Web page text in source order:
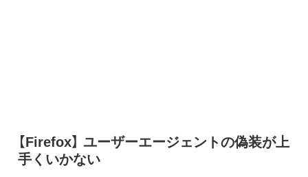
【Firefox】 ユーザーエージェントの偽装が上
手くいかない